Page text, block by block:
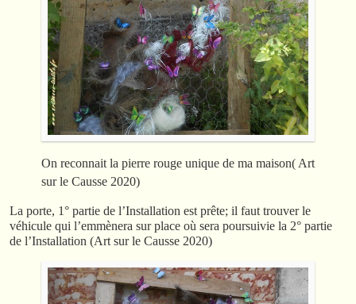
On reconnait la pierre rouge unique de ma maison( Art
sur le Causse 2020)
La porte, 1° partie de l’Installation est prête; il faut trouver le
véhicule qui l’emmènera sur place où sera poursuivie la 2° partie
de l’Installation (Art sur le Causse 2020)